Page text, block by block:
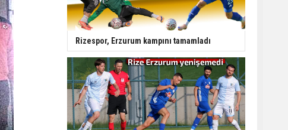
Rizespor, Erzurum kampını tamamladı